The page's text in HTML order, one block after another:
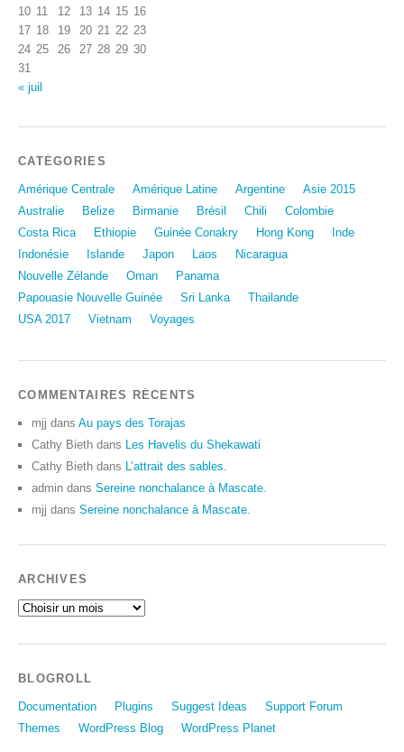
« juil
10 11 12 13 14 15 16
17 18 19 20 21 22 23
24 25 26 27 28 29 30
31
CATÉGORIES
Amérique Centrale Amérique Latine Argentine
Asie 2015
Australie
Belize Birmanie Brésil Chili
Colombie
Costa Rica
Ethiopie Guinée Conakry Hong Kong
Inde
Indonésie
Islande Japon Laos
Nicaragua
Nouvelle Zélande
Oman
Panama
Papouasie Nouvelle Guinée
Sri Lanka
Thailande
USA 2017
Vietnam Voyages
COMMENTAIRES RÉCENTS
mjj dans Au pays des Torajas
Cathy Bieth dans Les Havelis du Shekawati
Cathy Bieth dans L’attrait des sables.
admin dans Sereine nonchalance à Mascate.
mjj dans Sereine nonchalance à Mascate.
ARCHIVES
BLOGROLL
Documentation Plugins Suggest Ideas
Support Forum
Themes
WordPress Blog WordPress Planet